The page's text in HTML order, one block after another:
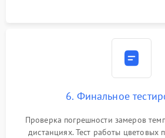
6. Финальное
Проверка погрешности замеров
дистанциях. Тест работы цветовых